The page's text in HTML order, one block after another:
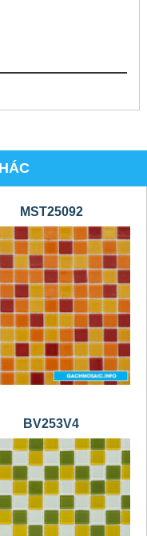
MST25092
BV253V4